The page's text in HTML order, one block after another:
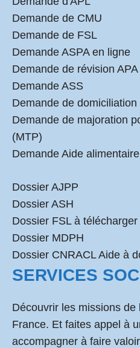
Demande de CMU
Demande de FSL
Demande ASPA en ligne
Demande de révision APA
Demande ASS
Demande de domiciliation
Demande de majoration
(MTP)
Demande Aide
Dossier AJPP
Dossier ASH
Dossier FSL à télécharger
Dossier MDPH
Dossier CNRACL Aide à
SERVICES
Découvrir les missions
France. Et faites appel à
accompagner à faire